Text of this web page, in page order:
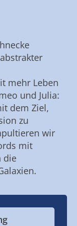
mehr Leben
und Julia:
dem Ziel,
zu
wir
mit
die